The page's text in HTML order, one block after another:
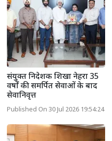
संयुक्त निदेशक शिखा नेहरा 35
वर्षों की समर्पित सेवाओं के बाद
सेवानिवृत्त
Published On 30 Jul 2026 19:54:24